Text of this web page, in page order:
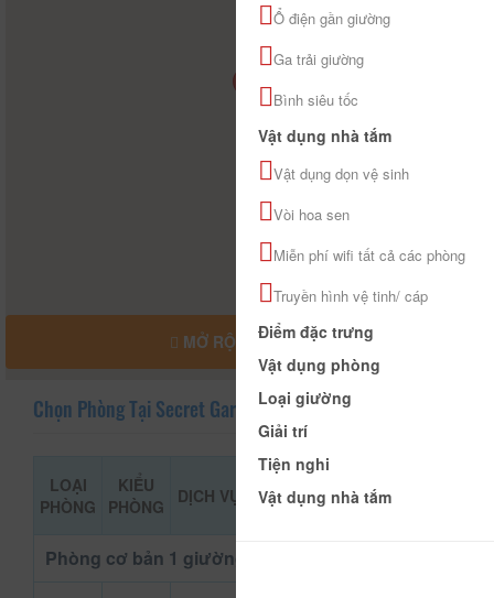
MỞ RỘNG BẢN ĐỒ
Chọn Phòng Tại Secret Garden
LOẠI
PHÒNG
KIỂU
PHÒNG
DỊCH VỤ
KHẢO
Phòng cơ bản 1 giường
Ổ điện gần giường
Ga trải giường
Bình siêu tốc
Vật dụng nhà tắm
Vật dụng dọn vệ sinh
Vòi hoa sen
Miễn phí wifi tất cả các phòng
Truyền hình vệ tinh/ cáp
Điểm đặc trưng
Vật dụng phòng
Loại giường
Giải trí
Tiện nghi
Vật dụng nhà tắm